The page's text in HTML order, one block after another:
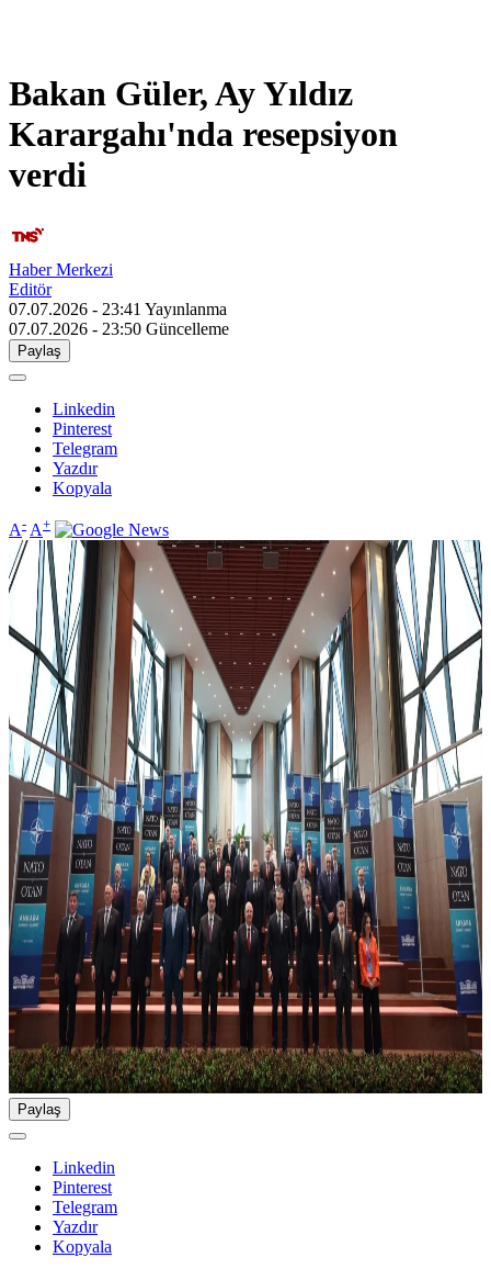
Bakan Güler, Ay Yıldız
Karargahı'nda resepsiyon
verdi
Haber Merkezi
Editör
07.07.2026 - 23:41 Yayınlanma
07.07.2026 - 23:50 Güncelleme
Paylaş
Linkedin
Pinterest
Telegram
Yazdır
Kopyala
A- A+
Paylaş
Linkedin
Pinterest
Telegram
Yazdır
Kopyala